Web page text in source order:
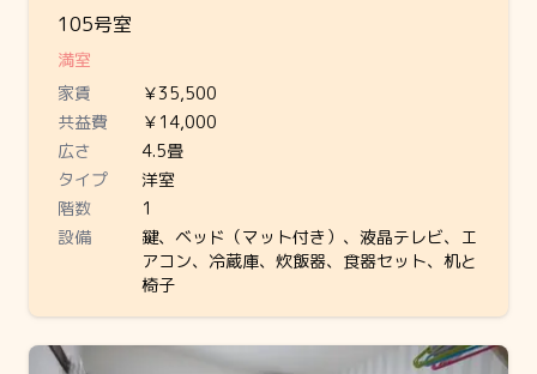
105号室
満室
家賃
￥35,500
共益費
￥14,000
広さ
4.5畳
タイプ
洋室
階数
1
設備
鍵、ベッド（マット付き）、液晶テレビ、エ
アコン、冷蔵庫、炊飯器、食器セット、机と
椅子
Slide 1 of 1